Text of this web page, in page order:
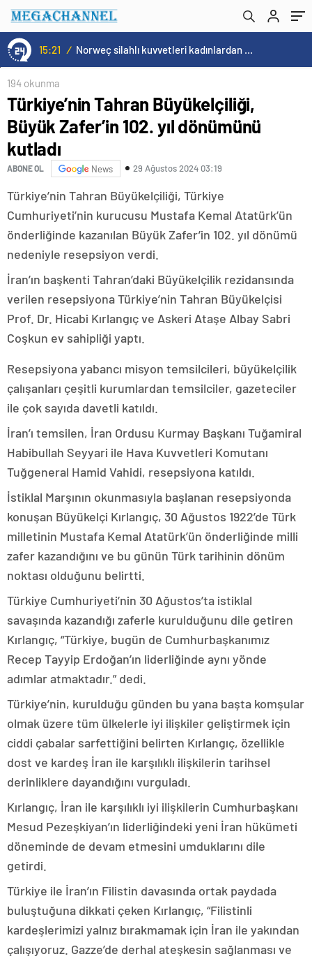
15:21 / Norweç silahlı kuvvetleri kadınlardan oluşan özel kuvvetler eğitimlerini başlattı.
194 okunma
Türkiye’nin Tahran Büyükelçiliği,
Büyük Zafer’in 102. yıl dönümünü
kutladı
ABONE OL News 29 Ağustos 2024 03:19
Türkiye’nin Tahran Büyükelçiliği, Türkiye
Cumhuriyeti’nin kurucusu Mustafa Kemal Atatürk’ün
önderliğinde kazanılan Büyük Zafer’in 102. yıl dönümü
nedeniyle resepsiyon verdi.
İran’ın başkenti Tahran’daki Büyükelçilik rezidansında
verilen resepsiyona Türkiye’nin Tahran Büyükelçisi
Prof. Dr. Hicabi Kırlangıç ve Askeri Ataşe Albay Sabri
Coşkun ev sahipliği yaptı.
Resepsiyona yabancı misyon temsilcileri, büyükelçilik
çalışanları çeşitli kurumlardan temsilciler, gazeteciler
ile çok sayıda davetli katıldı.
İran’ı temsilen, İran Ordusu Kurmay Başkanı Tuğamiral
Habibullah Seyyari ile Hava Kuvvetleri Komutanı
Tuğgeneral Hamid Vahidi, resepsiyona katıldı.
İstiklal Marşının okunmasıyla başlanan resepsiyonda
konuşan Büyükelçi Kırlangıç, 30 Ağustos 1922’de Türk
milletinin Mustafa Kemal Atatürk’ün önderliğinde milli
zafer kazandığını ve bu günün Türk tarihinin dönüm
noktası olduğunu belirtti.
Türkiye Cumhuriyeti’nin 30 Ağustos’ta istiklal
savaşında kazandığı zaferle kurulduğunu dile getiren
Kırlangıç, “Türkiye, bugün de Cumhurbaşkanımız
Recep Tayyip Erdoğan’ın liderliğinde aynı yönde
adımlar atmaktadır.” dedi.
Türkiye’nin, kurulduğu günden bu yana başta komşular
olmak üzere tüm ülkelerle iyi ilişkiler geliştirmek için
ciddi çabalar sarfettiğini belirten Kırlangıç, özellikle
dost ve kardeş İran ile karşılıklı ilişkilerin tarihsel
derinliklere dayandığını vurguladı.
Kırlangıç, İran ile karşılıklı iyi ilişkilerin Cumhurbaşkanı
Mesud Pezeşkiyan’ın liderliğindeki yeni İran hükümeti
döneminde de devam etmesini umduklarını dile
getirdi.
Türkiye ile İran’ın Filistin davasında ortak paydada
buluştuğuna dikkati çeken Kırlangıç, “Filistinli
kardeşlerimizi yalnız bırakmamak için İran ile yakından
çalışıyoruz. Gazze’de derhal ateşkesin sağlanması ve